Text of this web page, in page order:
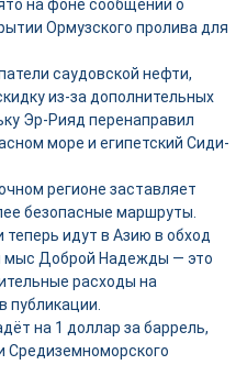
на фоне сообщений о
Ормузского пролива для
саудовской нефти,
из-за дополнительных
Эр-Рияд перенаправил
море и египетский Сиди-
регионе заставляет
безопасные маршруты.
идут в Азию в обход
мыс Доброй Надежды — это
расходы на
публикации.
на 1 доллар за баррель,
Средиземноморского